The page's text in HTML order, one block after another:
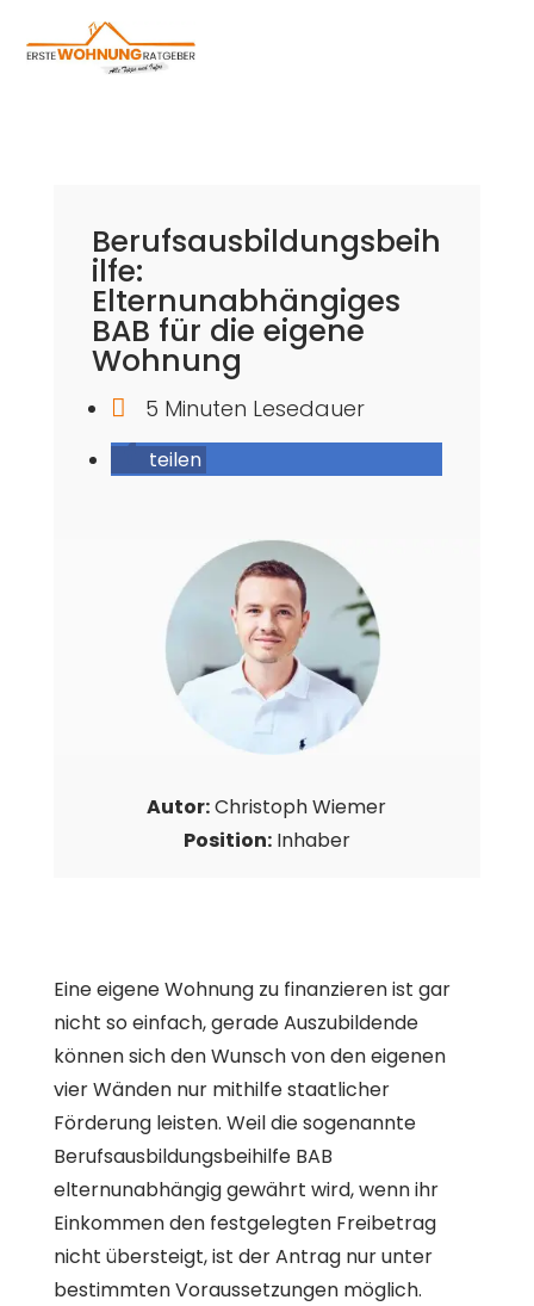
Berufsausbildungsbeih
ilfe:
Elternunabhängiges
BAB für die eigene
Wohnung
 5 Minuten Lesedauer
teilen
Autor:Christoph Wiemer
Position:Inhaber
Eine eigene Wohnung zu finanzieren ist gar
nicht so einfach, gerade Auszubildende
können sich den Wunsch von den eigenen
vier Wänden nur mithilfe staatlicher
Förderung leisten. Weil die sogenannte
Berufsausbildungsbeihilfe BAB
elternunabhängig gewährt wird, wenn ihr
Einkommen den festgelegten Freibetrag
nicht übersteigt, ist der Antrag nur unter
bestimmten Voraussetzungen möglich.